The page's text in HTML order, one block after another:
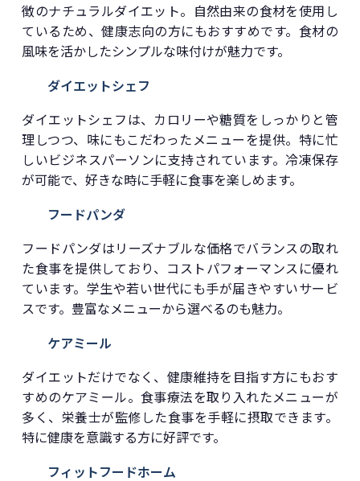
徴のナチュラルダイエット。自然由来の食材を使用し
ているため、健康志向の方にもおすすめです。食材の
風味を活かしたシンプルな味付けが魅力です。
ダイエットシェフ
ダイエットシェフは、カロリーや糖質をしっかりと管
理しつつ、味にもこだわったメニューを提供。特に忙
しいビジネスパーソンに支持されています。冷凍保存
が可能で、好きな時に手軽に食事を楽しめます。
フードパンダ
フードパンダはリーズナブルな価格でバランスの取れ
た食事を提供しており、コストパフォーマンスに優れ
ています。学生や若い世代にも手が届きやすいサービ
スです。豊富なメニューから選べるのも魅力。
ケアミール
ダイエットだけでなく、健康維持を目指す方にもおす
すめのケアミール。食事療法を取り入れたメニューが
多く、栄養士が監修した食事を手軽に摂取できます。
特に健康を意識する方に好評です。
フィットフードホーム